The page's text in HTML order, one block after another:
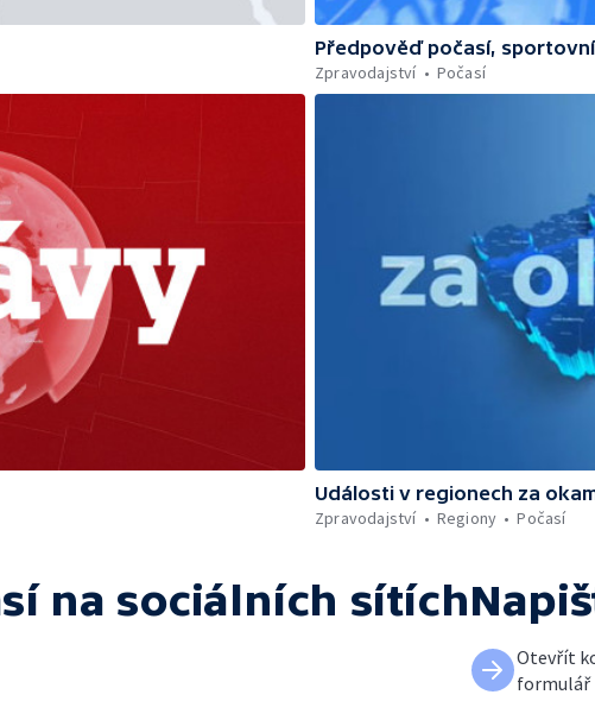
Předpověď počasí,
Zpravodajství
Počasí
Události v regionech za
Zpravodajství
Regiony Počasí
na sociálních sítích
Otevřít
formulář